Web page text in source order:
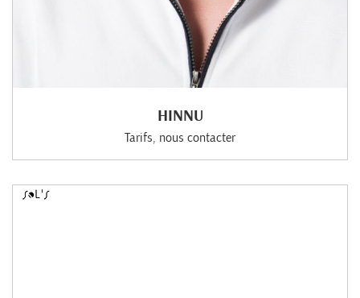
HINNU
Tarifs, nous contacter